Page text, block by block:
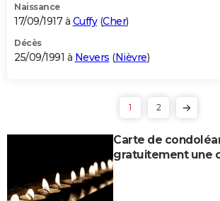
Naissance
17/09/1917 à Cuffy(Cher)
Décès
25/09/1991 à Nevers (Nièvre)
1 2
Carte de
gratuitement une